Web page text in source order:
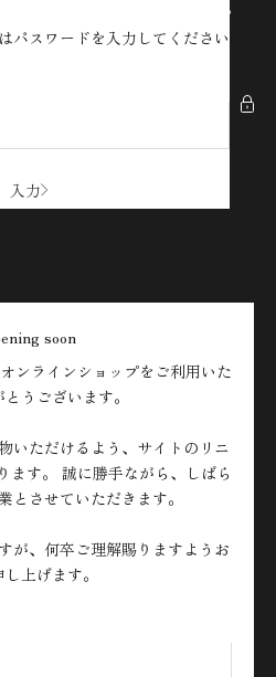
オンラインショップ
パスワードを入力してください
入力
soon
ンラインショップをご利用いた
うございます。
いただけるよう、サイトのリニ
ます。 誠に勝手ながら、しばら
とさせていただきます。
が、何卒ご理解賜りますようお
上げます。